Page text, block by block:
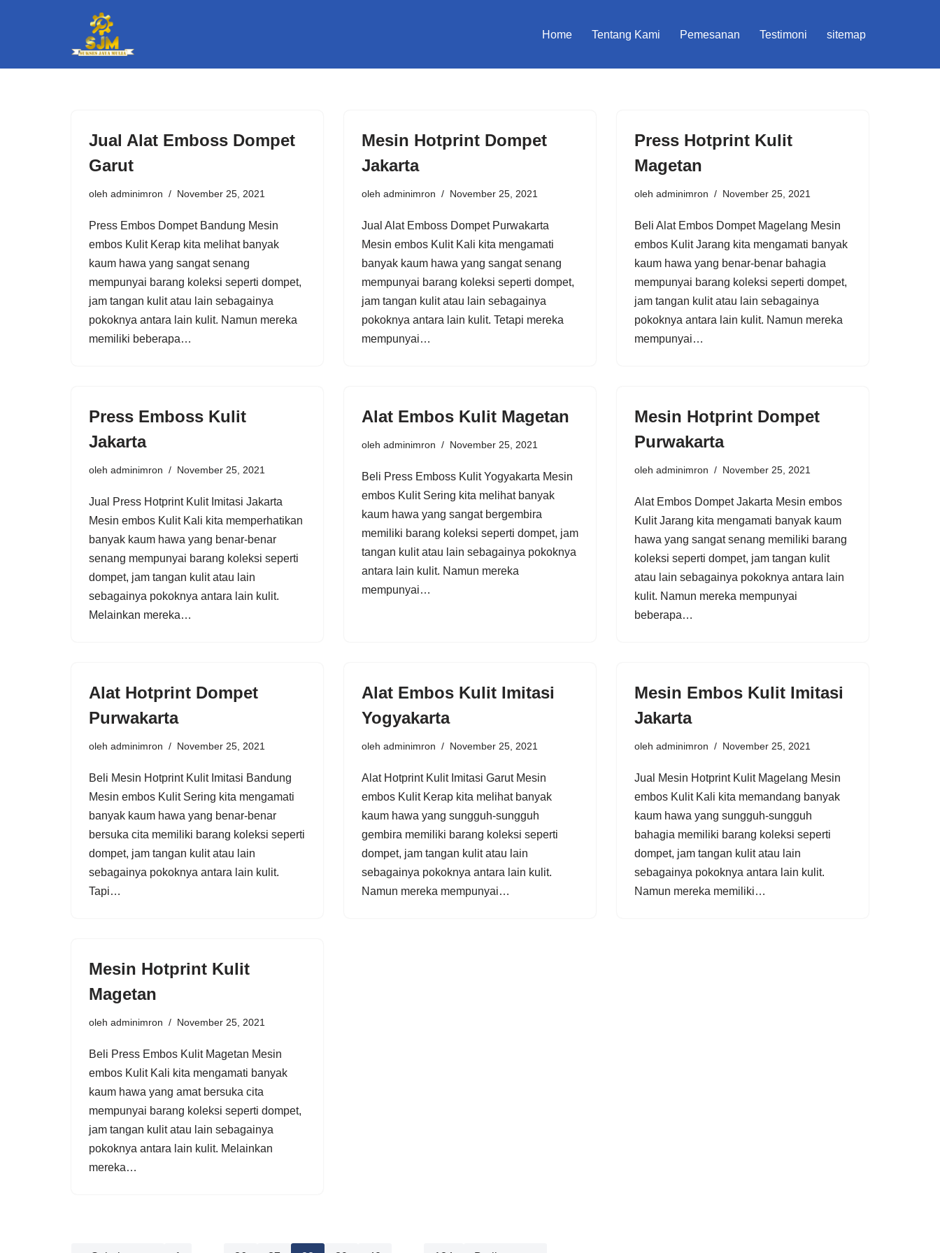
Home Tentang Kami Pemesanan Testimoni sitemap
Jual Alat Emboss Dompet
Garut
oleh adminimron November 25, 2021
Press Embos Dompet Bandung Mesin
embos Kulit Kerap kita melihat banyak
kaum hawa yang sangat senang
mempunyai barang koleksi seperti dompet,
jam tangan kulit atau lain sebagainya
pokoknya antara lain kulit. Namun mereka
memiliki beberapa…
Mesin Hotprint Dompet
Jakarta
oleh adminimron November 25, 2021
Jual Alat Emboss Dompet Purwakarta
Mesin embos Kulit Kali kita mengamati
banyak kaum hawa yang sangat senang
mempunyai barang koleksi seperti dompet,
jam tangan kulit atau lain sebagainya
pokoknya antara lain kulit. Tetapi mereka
mempunyai…
Press Hotprint Kulit
Magetan
oleh adminimron November 25, 2021
Beli Alat Embos Dompet Magelang Mesin
embos Kulit Jarang kita mengamati banyak
kaum hawa yang benar-benar bahagia
mempunyai barang koleksi seperti dompet,
jam tangan kulit atau lain sebagainya
pokoknya antara lain kulit. Namun mereka
mempunyai…
Press Emboss Kulit
Jakarta
oleh adminimron November 25, 2021
Jual Press Hotprint Kulit Imitasi Jakarta
Mesin embos Kulit Kali kita memperhatikan
banyak kaum hawa yang benar-benar
senang mempunyai barang koleksi seperti
dompet, jam tangan kulit atau lain
sebagainya pokoknya antara lain kulit.
Melainkan mereka…
Alat Embos Kulit Magetan
oleh adminimron November 25, 2021
Beli Press Emboss Kulit Yogyakarta Mesin
embos Kulit Sering kita melihat banyak
kaum hawa yang sangat bergembira
memiliki barang koleksi seperti dompet, jam
tangan kulit atau lain sebagainya pokoknya
antara lain kulit. Namun mereka
mempunyai…
Mesin Hotprint Dompet
Purwakarta
oleh adminimron November 25, 2021
Alat Embos Dompet Jakarta Mesin embos
Kulit Jarang kita mengamati banyak kaum
hawa yang sangat senang memiliki barang
koleksi seperti dompet, jam tangan kulit
atau lain sebagainya pokoknya antara lain
kulit. Namun mereka mempunyai
beberapa…
Alat Hotprint Dompet
Purwakarta
oleh adminimron November 25, 2021
Beli Mesin Hotprint Kulit Imitasi Bandung
Mesin embos Kulit Sering kita mengamati
banyak kaum hawa yang benar-benar
bersuka cita memiliki barang koleksi seperti
dompet, jam tangan kulit atau lain
sebagainya pokoknya antara lain kulit.
Tapi…
Alat Embos Kulit Imitasi
Yogyakarta
oleh adminimron November 25, 2021
Alat Hotprint Kulit Imitasi Garut Mesin
embos Kulit Kerap kita melihat banyak
kaum hawa yang sungguh-sungguh
gembira memiliki barang koleksi seperti
dompet, jam tangan kulit atau lain
sebagainya pokoknya antara lain kulit.
Namun mereka mempunyai…
Mesin Embos Kulit Imitasi
Jakarta
oleh adminimron November 25, 2021
Jual Mesin Hotprint Kulit Magelang Mesin
embos Kulit Kali kita memandang banyak
kaum hawa yang sungguh-sungguh
bahagia memiliki barang koleksi seperti
dompet, jam tangan kulit atau lain
sebagainya pokoknya antara lain kulit.
Namun mereka memiliki…
Mesin Hotprint Kulit
Magetan
oleh adminimron November 25, 2021
Beli Press Embos Kulit Magetan Mesin
embos Kulit Kali kita mengamati banyak
kaum hawa yang amat bersuka cita
mempunyai barang koleksi seperti dompet,
jam tangan kulit atau lain sebagainya
pokoknya antara lain kulit. Melainkan
mereka…